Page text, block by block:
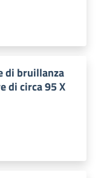
di bruillanza
di circa 95 X